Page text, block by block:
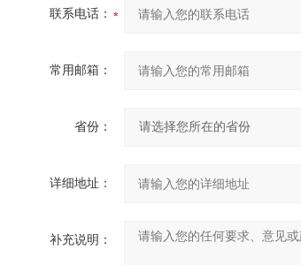
联系电话：
常用邮箱：
省份：
详细地址：
补充说明：